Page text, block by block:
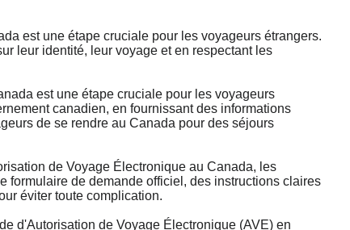
est une étape cruciale pour les voyageurs étrangers.
leur identité, leur voyage et en respectant les
est une étape cruciale pour les voyageurs
canadien, en fournissant des informations
de se rendre au Canada pour des séjours
de Voyage Électronique au Canada, les
formulaire de demande officiel, des instructions claires
éviter toute complication.
d'Autorisation de Voyage Électronique (AVE) en